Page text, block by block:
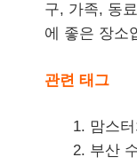
구, 가족, 동
에 좋은 장소
관련 태그
맘스
부산